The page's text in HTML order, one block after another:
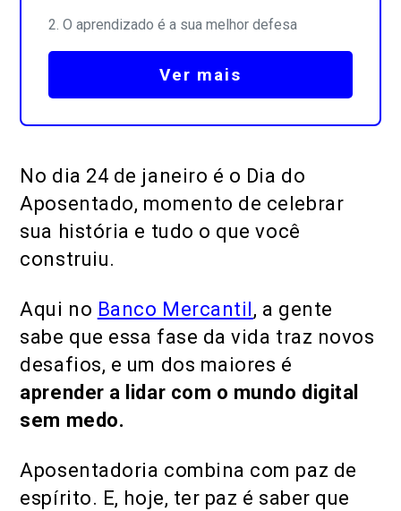
No dia 24 de janeiro é o Dia do
Aposentado, momento de celebrar
sua história e tudo o que você
construiu.
Aqui no Banco Mercantil , a gente
sabe que essa fase da vida traz novos
desafios, e um dos maiores é
aprender a lidar com o mundo digital
sem medo.
Aposentadoria combina com paz de
espírito. E, hoje, ter paz é saber que
O aprendizado é a sua melhor defesa
Ver mais